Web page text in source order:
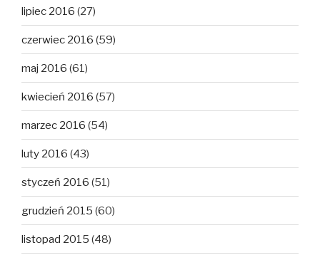
lipiec 2016 (27)
czerwiec 2016 (59)
maj 2016 (61)
kwiecień 2016 (57)
marzec 2016 (54)
luty 2016 (43)
styczeń 2016 (51)
grudzień 2015 (60)
listopad 2015 (48)